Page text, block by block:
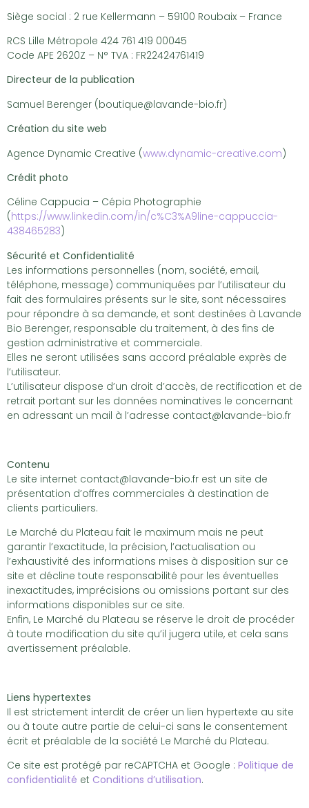
Siège social : 2 rue Kellermann – 59100 Roubaix – France
RCS Lille Métropole 424 761 419 00045
Code APE 2620Z – N° TVA : FR22424761419
Directeur de la publication
Samuel Berenger (boutique@lavande-bio.fr)
Création du site web
Agence Dynamic Creative (www.dynamic-creative.com)
Crédit photo
Céline Cappucia – Cépia Photographie
(https://www.linkedin.com/in/c%C3%A9line-cappuccia-
438465283)
Sécurité et Confidentialité
Les informations personnelles (nom, société, email,
téléphone, message) communiquées par l’utilisateur du
fait des formulaires présents sur le site, sont nécessaires
pour répondre à sa demande, et sont destinées à Lavande
Bio Berenger, responsable du traitement, à des fins de
gestion administrative et commerciale.
Elles ne seront utilisées sans accord préalable exprès de
l’utilisateur.
L’utilisateur dispose d’un droit d’accès, de rectification et de
retrait portant sur les données nominatives le concernant
en adressant un mail à l’adresse contact@lavande-bio.fr
Contenu
Le site internet contact@lavande-bio.fr est un site de
présentation d’offres commerciales à destination de
clients particuliers.
Le Marché du Plateau fait le maximum mais ne peut
garantir l’exactitude, la précision, l’actualisation ou
l’exhaustivité des informations mises à disposition sur ce
site et décline toute responsabilité pour les éventuelles
inexactitudes, imprécisions ou omissions portant sur des
informations disponibles sur ce site.
Enfin, Le Marché du Plateau se réserve le droit de procéder
à toute modification du site qu’il jugera utile, et cela sans
avertissement préalable.
Liens hypertextes
Il est strictement interdit de créer un lien hypertexte au site
ou à toute autre partie de celui-ci sans le consentement
écrit et préalable de la société Le Marché du Plateau.
Ce site est protégé par reCAPTCHA et Google : Politique de
confidentialité et Conditions d’utilisation.